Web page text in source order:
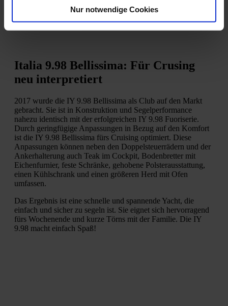
Nur notwendige Cookies
Italia 9.98 Bellissima: Für Crusing
neu interpretiert
2017 wurde die IY 9.98 Bellissima als Club auf den Markt
gebracht. Sie ist in Konstruktion und Segelperformance
nahezu identisch mit der erfolgreichen IY 9.98 Fuoriserie.
Durch geringfügige Anpassungen in Bezug auf den Komfort
ist die IY 9.98 Bellissima fürs Cruising optimiert. Diese
Anpassungen können neben den Doppelsteuerrädern und der
Ankerhalterung auch Teak im Cockpit, Bodenbretter mit
Eichenfurnier, feste Schränke, gehobene Polsterausstattung,
einen Kühlschrank und einen größeren Herd mit Ofen
umfassen.
Das Ergebnis ist eine schnelle und spannende Yacht, die
einfach und sicher zu segeln ist. Sie eignet sich hervorragend
fürs Wochenende und kurze Törns mit der Familie. Die IY
9.98 macht einfach Spaß!